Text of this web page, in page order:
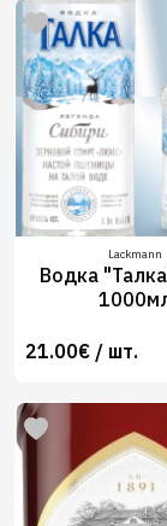
Lackmann
Водка
21.00€ / шт.